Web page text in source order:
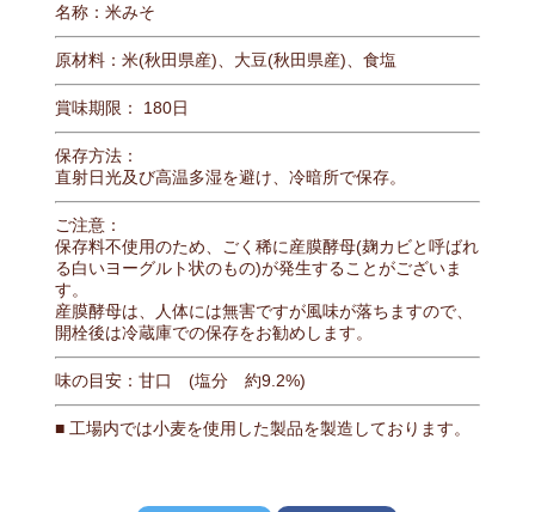
名称：米みそ
原材料：米(秋田県産)、大豆(秋田県産)、食塩
賞味期限： 180日
保存方法：
直射日光及び高温多湿を避け、冷暗所で保存。
ご注意：
保存料不使用のため、ごく稀に産膜酵母(麹カビと呼ばれ
る白いヨーグルト状のもの)が発生することがございま
す。
産膜酵母は、人体には無害ですが風味が落ちますので、
開栓後は冷蔵庫での保存をお勧めします。
味の目安：甘口 (塩分 約9.2%)
■ 工場内では小麦を使用した製品を製造しております。